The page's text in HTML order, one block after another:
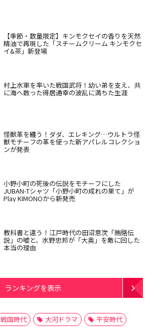
【季節・数量限定】キンモクセイの香りを天然
精油で再現した「スチームクリーム キンモクセ
イ&茶」新登場
村上水軍を率いた戦国武将！幼い弟を支え、共
に海へ散った得居通幸の波乱に満ちた生涯
怪獣革を纏う！ダダ、エレキング…ウルトラ怪
獣モチーフの革を使った新アパレルコレクショ
ンが発表
小野小町の死後の伝説をモチーフにした
JUBAN-Tシャツ「小野小町の成れの果て」が
Play KIMONOから新発売
教科書と違う！江戸時代の田沼意次「賄賂伝
説」の嘘と、水野忠邦が「大奥」を敵に回した
本当の理由
ランキングを表示
戦国時代 大河ドラマ
平安時代